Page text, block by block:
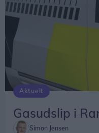
Aktuelt
Gasudslip i
Simon Jensen